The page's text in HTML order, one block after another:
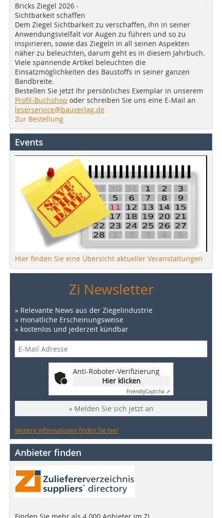
Bricks Ziegel 2026 -
Sichtbarkeit schaffen
Dem Ziegel Sichtbarkeit zu verschaffen, ihn in seiner
Anwendungsvielfalt vor Augen zu führen und so zu
inspirieren, sowie das Ziegeln in all seinen Aspekten
näher zu beleuchten, darum geht es in diesem Jahrbuch.
Viele spannende Artikel beleuchten die
Einsatzmöglichkeiten des Baustoffs in seiner ganzen
Bandbreite.
Bestellen Sie jetzt Ihr persönliches Exemplar in unserem
Profil-Buchshop oder schreiben Sie uns eine E-Mail an
leserservice@bauverlag.de
Zur Bestellung
Events
Hier finden Sie eine Übersicht aktueller Veranstaltungen
Zi Newsletter
» Relevante News aus der Ziegelindustrie
» monatliche Erscheinungsweise
» kostenlos und jederzeit kündbar
Anti-Roboter-Verifizierung
Hier klicken
FriendlyCaptcha ⇗
» Melden Sie sich jetzt an
Weitere Informationen finden Sie hier
Anbieter finden
Finden Sie mehr als 4.000 Anbieter im ZI